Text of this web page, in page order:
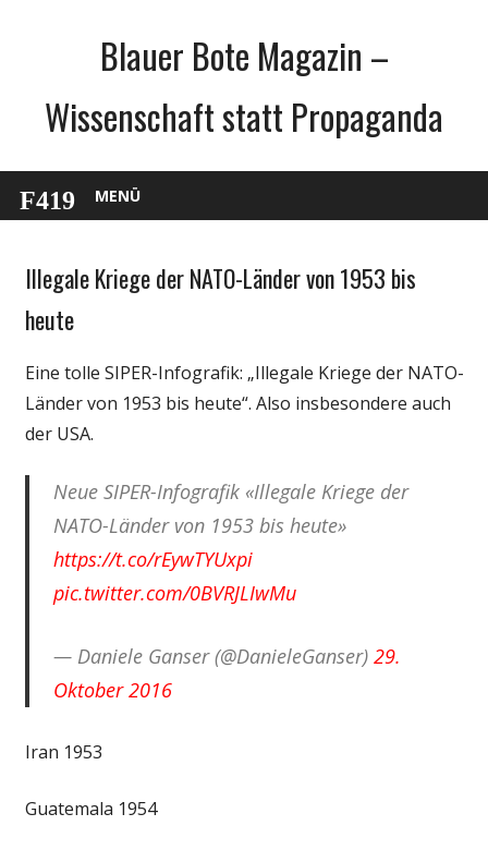
Blauer Bote Magazin –
Wissenschaft statt Propaganda
MENÜ
Gesellschaft
Illegale Kriege der NATO-Länder von 1953 bis
heute
Eine tolle SIPER-Infografik: „Illegale Kriege der NATO-
Länder von 1953 bis heute“. Also insbesondere auch
der USA.
Neue SIPER-Infografik «Illegale Kriege der
NATO-Länder von 1953 bis heute»
https://t.co/rEywTYUxpi
pic.twitter.com/0BVRJLIwMu
— Daniele Ganser (@DanieleGanser) 29.
Oktober 2016
Iran 1953
Guatemala 1954